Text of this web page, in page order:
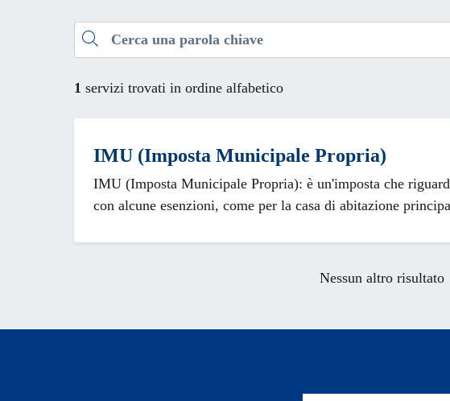
Cerca una parola chiave
1 servizi trovati in ordine alfabetico
IMU (Imposta Municipale Propria)
IMU (Imposta Municipale Propria): è un'imposta che
con alcune esenzioni, come per la casa di abitazione
Nessun altro risultato